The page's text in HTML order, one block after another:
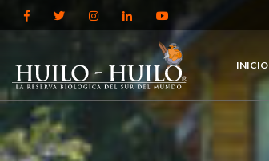
INICIO